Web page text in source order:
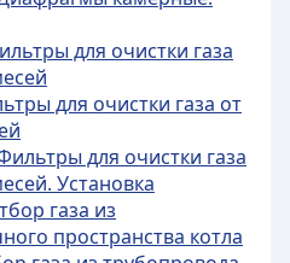
для очистки газа
для очистки газа от
для очистки газа
Установка
газа из
пространства котла